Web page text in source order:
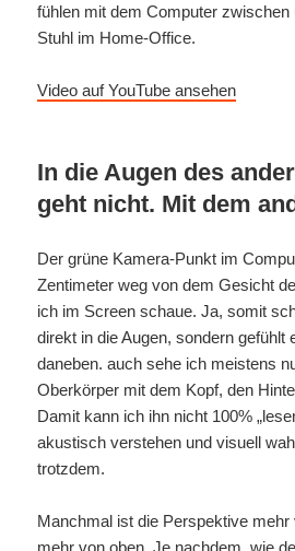
fühlen mit dem Computer zwischen
Stuhl im Home-Office.
Video auf YouTube ansehen
In die Augen des
geht nicht. Mit dem
Der grüne Kamera-Punkt im
Zentimeter weg von dem Gesicht
ich im Screen schaue. Ja, somit
direkt in die Augen, sondern gefühlt
daneben. auch sehe ich meistens
Oberkörper mit dem Kopf, den
Damit kann ich ihn nicht 100%
akustisch verstehen und visuell
trotzdem.
Manchmal ist die Perspektive
mehr von oben. Je nachdem, wie